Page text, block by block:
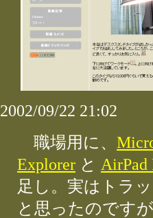
2002/09/22 21:02
職場用に、
Explorer と
足し。実はトラ
と思ったのです